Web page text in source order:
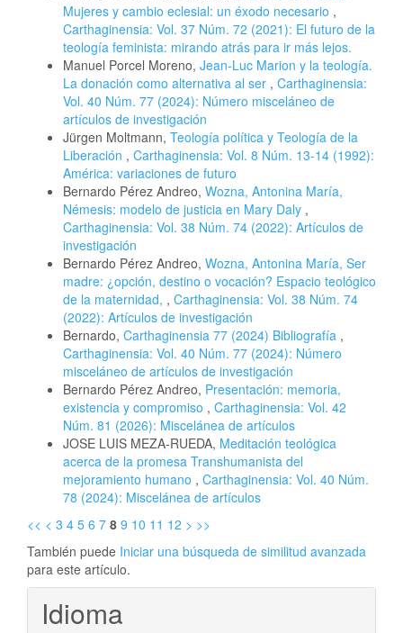
Mujeres y cambio eclesial: un éxodo necesario ,
Carthaginensia: Vol. 37 Núm. 72 (2021): El futuro de la
teología feminista: mirando atrás para ir más lejos.
Manuel Porcel Moreno, Jean-Luc Marion y la teología.
La donación como alternativa al ser , Carthaginensia:
Vol. 40 Núm. 77 (2024): Número misceláneo de
artículos de investigación
Jürgen Moltmann, Teología política y Teología de la
Liberación , Carthaginensia: Vol. 8 Núm. 13-14 (1992):
América: variaciones de futuro
Bernardo Pérez Andreo, Wozna, Antonina María,
Némesis: modelo de justicia en Mary Daly ,
Carthaginensia: Vol. 38 Núm. 74 (2022): Artículos de
investigación
Bernardo Pérez Andreo, Wozna, Antonina María, Ser
madre: ¿opción, destino o vocación? Espacio teológico
de la maternidad, , Carthaginensia: Vol. 38 Núm. 74
(2022): Artículos de investigación
Bernardo, Carthaginensia 77 (2024) Bibliografía ,
Carthaginensia: Vol. 40 Núm. 77 (2024): Número
misceláneo de artículos de investigación
Bernardo Pérez Andreo, Presentación: memoria,
existencia y compromiso , Carthaginensia: Vol. 42
Núm. 81 (2026): Miscelánea de artículos
JOSE LUIS MEZA-RUEDA, Meditación teológica
acerca de la promesa Transhumanista del
mejoramiento humano , Carthaginensia: Vol. 40 Núm.
78 (2024): Miscelánea de artículos
<< < 3 4 5 6 7 8 9 10 11 12 > >>
También puede Iniciar una búsqueda de similitud avanzada
para este artículo.
Idioma